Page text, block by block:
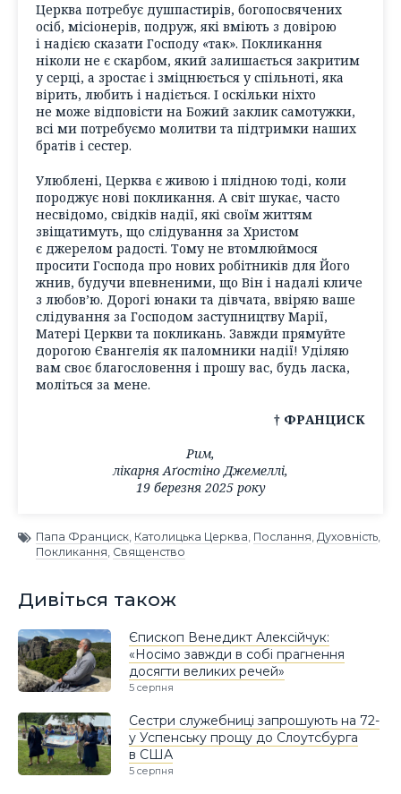
Церква потребує душпастирів, богопосвячених
осіб, місіонерів, подруж, які вміють з довірою
і надією сказати Господу «так». Покликання
ніколи не є скарбом, який залишається закритим
у серці, а зростає і зміцнюється у спільноті, яка
вірить, любить і надіється. І оскільки ніхто
не може відповісти на Божий заклик самотужки,
всі ми потребуємо молитви та підтримки наших
братів і сестер.
Улюблені, Церква є живою і плідною тоді, коли
породжує нові покликання. А світ шукає, часто
несвідомо, свідків надії, які своїм життям
звіщатимуть, що слідування за Христом
є джерелом радості. Тому не втомлюймося
просити Господа про нових робітників для Його
жнив, будучи впевненими, що Він і надалі кличе
з любов’ю. Дорогі юнаки та дівчата, ввіряю ваше
слідування за Господом заступництву Марії,
Матері Церкви та покликань. Завжди прямуйте
дорогою Євангелія як паломники надії! Уділяю
вам своє благословення і прошу вас, будь ласка,
моліться за мене.
† ФРАНЦИСК
Рим,
лікарня Аґостіно Джемеллі,
19 березня 2025 року
Папа Франциск, Католицька Церква, Послання, Духовність,
Покликання, Священство
Дивіться також
Єпископ Венедикт Алексійчук:
«Носімо завжди в собі прагнення
досягти великих речей»
5 серпня
Сестри служебниці запрошують на 72-
у Успенську прощу до Слоутсбурга
в США
5 серпня